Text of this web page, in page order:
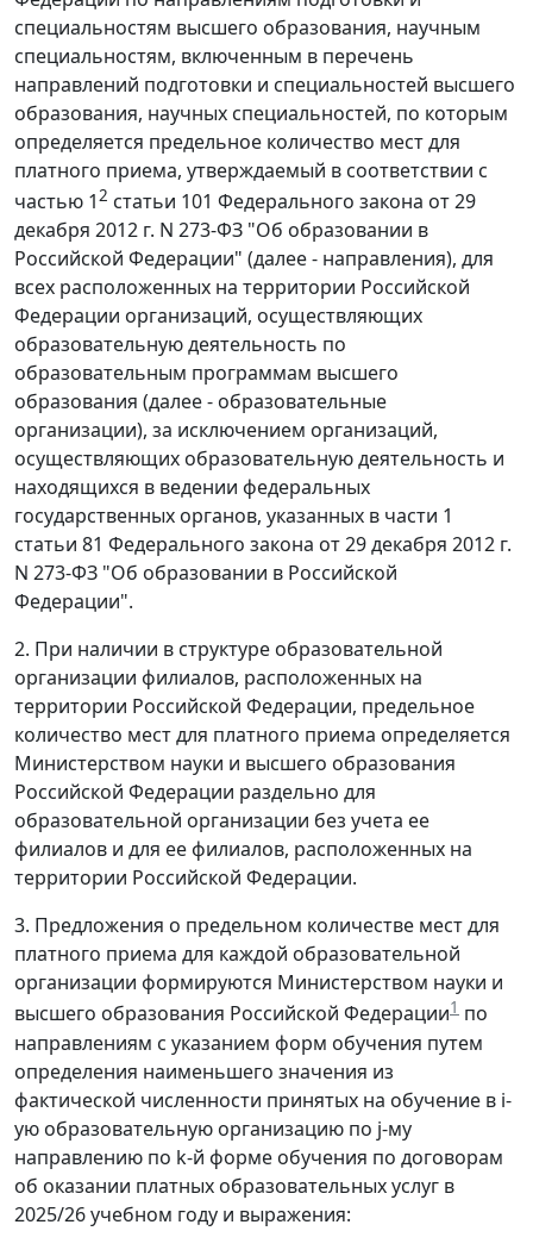
специальностям высшего образования, научным
специальностям, включенным в перечень
направлений подготовки и специальностей высшего
образования, научных специальностей, по которым
определяется предельное количество мест для
платного приема, утверждаемый в соответствии с
частью 12 статьи 101 Федерального закона от 29
декабря 2012 г. N 273-ФЗ "Об образовании в
Российской Федерации" (далее - направления), для
всех расположенных на территории Российской
Федерации организаций, осуществляющих
образовательную деятельность по
образовательным программам высшего
образования (далее - образовательные
организации), за исключением организаций,
осуществляющих образовательную деятельность и
находящихся в ведении федеральных
государственных органов, указанных в части 1
статьи 81 Федерального закона от 29 декабря 2012 г.
N 273-ФЗ "Об образовании в Российской
Федерации".
2. При наличии в структуре образовательной
организации филиалов, расположенных на
территории Российской Федерации, предельное
количество мест для платного приема определяется
Министерством науки и высшего образования
Российской Федерации раздельно для
образовательной организации без учета ее
филиалов и для ее филиалов, расположенных на
территории Российской Федерации.
3. Предложения о предельном количестве мест для
платного приема для каждой образовательной
организации формируются Министерством науки и
высшего образования Российской Федерации1 по
направлениям с указанием форм обучения путем
определения наименьшего значения из
фактической численности принятых на обучение в i-
ую образовательную организацию по j-му
направлению по k-й форме обучения по договорам
об оказании платных образовательных услуг в
2025/26 учебном году и выражения: